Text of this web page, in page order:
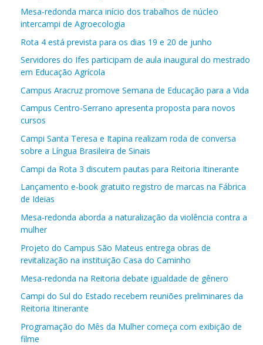
Mesa-redonda marca início dos trabalhos de núcleo
intercampi de Agroecologia
Rota 4 está prevista para os dias 19 e 20 de junho
Servidores do Ifes participam de aula inaugural do mestrado
em Educação Agrícola
Campus Aracruz promove Semana de Educação para a Vida
Campus Centro-Serrano apresenta proposta para novos
cursos
Campi Santa Teresa e Itapina realizam roda de conversa
sobre a Língua Brasileira de Sinais
Campi da Rota 3 discutem pautas para Reitoria Itinerante
Lançamento e-book gratuito registro de marcas na Fábrica
de Ideias
Mesa-redonda aborda a naturalização da violência contra a
mulher
Projeto do Campus São Mateus entrega obras de
revitalização na instituição Casa do Caminho
Mesa-redonda na Reitoria debate igualdade de gênero
Campi do Sul do Estado recebem reuniões preliminares da
Reitoria Itinerante
Programação do Mês da Mulher começa com exibição de
filme